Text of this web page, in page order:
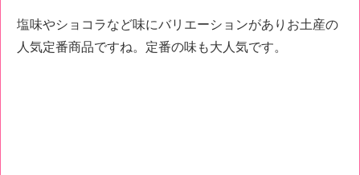
塩味やショコラなど味にバリエーションがありお土産の
人気定番商品ですね。定番の味も大人気です。